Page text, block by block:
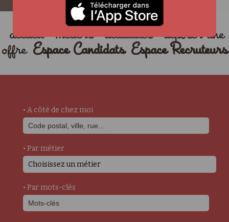
accueil métiers actualités
déposer une
offre Espace Candidats Espace Recruteurs
• A côté de chez moi
• Par métier
Choisissez un métier
• Par mots-clés